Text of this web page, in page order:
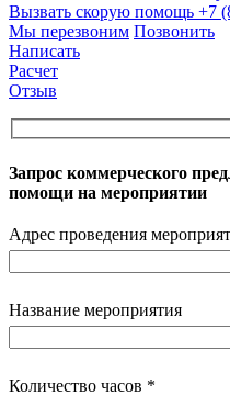
Вызвать скорую помощь +7
Мы перезвоним Позвонить
Написать
Расчет
Отзыв
Запрос коммерческого
помощи на мероприятии
Адрес проведения
Название мероприятия
Количество часов *